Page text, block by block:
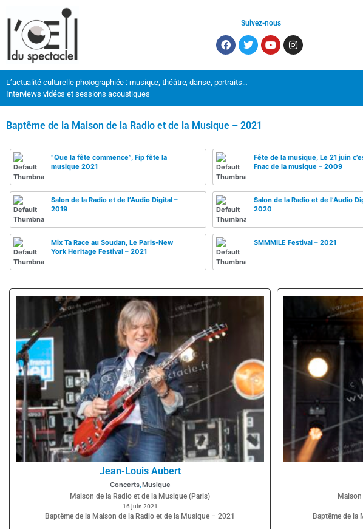
Suivez-nous
L’actualité culturelle photographiée : musique, théâtre, danse, portraits…
Interviews vidéos et sessions acoustiques
Baptême de la Maison de la Radio et de la Musique – 2021
“Que la fête commence”, Fip fête la
musique 2021
Fête de la musique, Le 21 juin
Fnac de la musique – 2009
Salon de la Radio et de l’Audio Digital –
2019
Salon de la Radio et de l’Audio
2020
Mix Ta Race au Soudan, Le Paris-New
York Heritage Festival – 2021
SMMMILE Festival – 2021
Jean-Louis Aubert
Concerts,Musique
Maison de la Radio et de la Musique (Paris)
16 juin 2021
Baptême de la Maison de la Radio et de la Musique – 2021 Baptême de la